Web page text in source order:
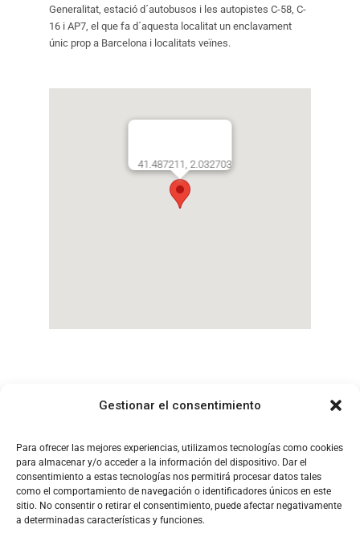
Gestionar el consentimiento
Para ofrecer las mejores experiencias, utilizamos tecnologías como cookies
para almacenar y/o acceder a la información del dispositivo. Dar el
consentimiento a estas tecnologías nos permitirá procesar datos tales
como el comportamiento de navegación o identificadores únicos en este
sitio. No consentir o retirar el consentimiento, puede afectar negativamente
a determinadas características y funciones.
Generalitat, estació d´autobusos i les autopistes C-58, C-
16 i AP7, el que fa d´aquesta localitat un enclavament
únic prop a Barcelona i localitats veïnes.
41.487211, 2.032703